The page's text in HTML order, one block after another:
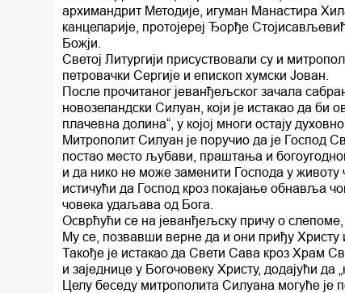
архимандрит Методије, игуман Манастира
канцеларије, протојереј Ђорђе
Божји.
Светој Литургији присуствовали су и
петровачки Сергије и епископ хумски Јован.
После прочитаног јеванђељског зачала
новозеландски Силуан, који је истакао да би
плачевна долина“, у којој многи остају
Митрополит Силуан је поручио да је Господ
постао место љубави, праштања и
и да нико не може заменити Господа у животу
истичући да Господ кроз покајање обнавља
човека удаљава од Бога.
Осврћући се на јеванђељску причу о
Му се, позвавши верне да и они приђу
Такође је истакао да Свети Сава кроз Храм
и заједнице у Богочовеку Христу, додајући
Целу беседу митрополита Силуана могуће је